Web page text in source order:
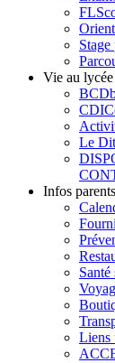
Vie au lycée
BCD
CDI
Le
Infos parents
Santé
Liens